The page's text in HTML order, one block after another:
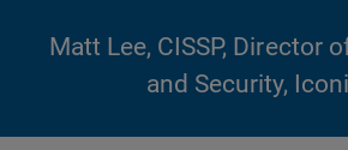
Matt Lee, CISSP, Director
and Security,